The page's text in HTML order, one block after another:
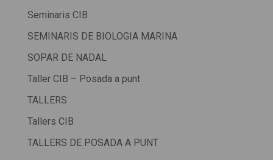
Seminaris CIB
SEMINARIS DE BIOLOGIA MARINA
SOPAR DE NADAL
Taller CIB – Posada a punt
TALLERS
Tallers CIB
TALLERS DE POSADA A PUNT